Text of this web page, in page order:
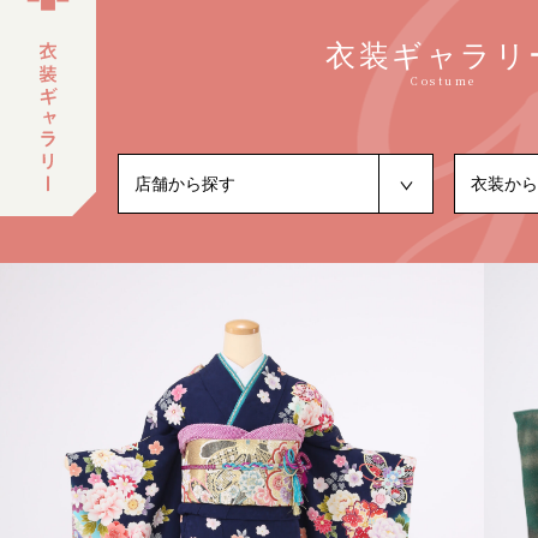
衣装ギャラリ
Costume